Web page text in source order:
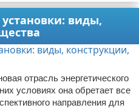
виды,
отрасль энергетического
условиях она обретает все
направления для